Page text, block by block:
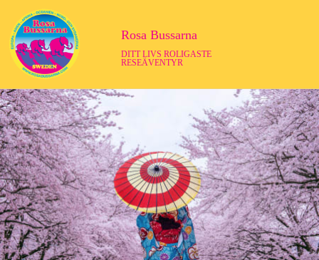
Rosa Bussarna
DITT LIVS ROLIGASTE
RESEÄVENTYR